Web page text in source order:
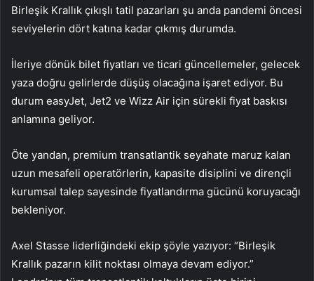
Birleşik Krallık çıkışlı tatil pazarları şu anda pandemi öncesi
seviyelerin dört katına kadar çıkmış durumda.
İleriye dönük bilet fiyatları ve ticari güncellemeler, gelecek
yaza doğru gelirlerde düşüş olacağına işaret ediyor. Bu
durum easyJet, Jet2 ve Wizz Air için sürekli fiyat baskısı
anlamına geliyor.
Öte yandan, premium transatlantik seyahate maruz kalan
uzun mesafeli operatörlerin, kapasite disiplini ve dirençli
kurumsal talep sayesinde fiyatlandırma gücünü koruyacağı
bekleniyor.
Axel Stasse liderliğindeki ekip şöyle yazıyor: “Birleşik
Krallık pazarın kilit noktası olmaya devam ediyor.”